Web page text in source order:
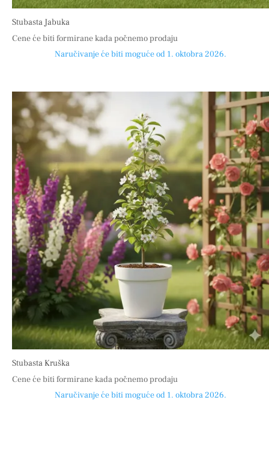
Stubasta Jabuka
Cene će biti formirane kada počnemo prodaju
Naručivanje će biti moguće od 1. oktobra 2026.
Stubasta Kruška
Cene će biti formirane kada počnemo prodaju
Naručivanje će biti moguće od 1. oktobra 2026.